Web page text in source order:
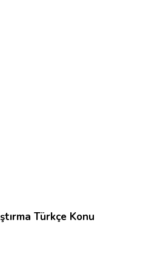
Türkçe Konu